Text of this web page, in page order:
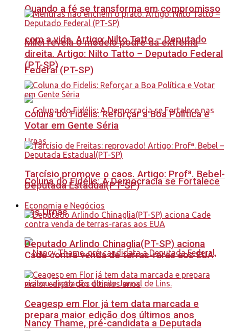
Quando a fé se transforma em compromisso
com a vida. Artigo: Nilto Tatto – Deputado
Federal (PT-SP)
Coluna do Fidélis: A Democracia se Fortalece
nas Urnas
Nancy Thame, pré-candidata a Deputada
Milei revela o modelo podre da extrema
direita. Artigo: Nilto Tatto – Deputado Federal
(PT-SP)
Coluna do Fidelis: Reforçar a Boa Política e
Votar em Gente Séria
Tarcísio promove o caos. Artigo: Profª. Bebel-
Deputada Estadual(PT-SP)
Economia e Negócios
Deputado Arlindo Chinaglia(PT-SP) aciona
Cade contra venda de terras-raras aos EUA
Ceagesp em Flor já tem data marcada e
prepara maior edição dos últimos anos